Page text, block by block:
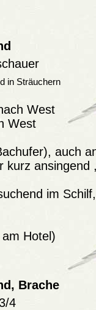
in Sträuchern
West
West
auch
kurz ansingend
im
Hotel)
Brache
4